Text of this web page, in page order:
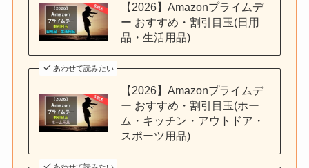
【2026】Amazonプライムデ
ー おすすめ・割引目玉(日用
品・生活用品)
あわせて読みたい
【2026】Amazonプライムデ
ー おすすめ・割引目玉(ホー
ム・キッチン・アウトドア・
スポーツ用品)